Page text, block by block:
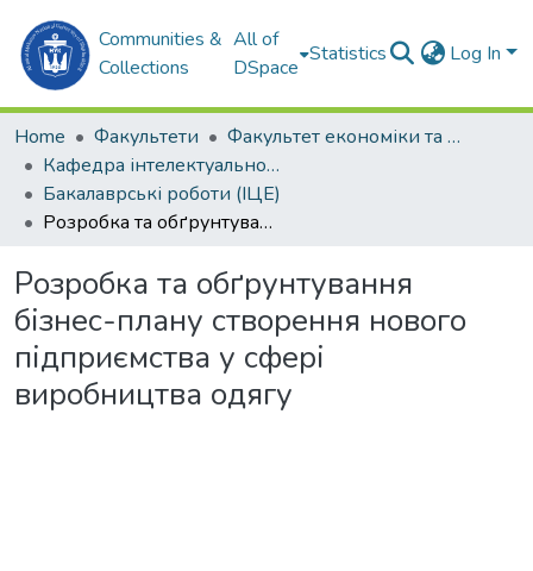
Communities &
Collections
All of
DSpace
Statistics Log In
Home Факультети
Факультет економіки та екології моря (ФЕЕМ)
Кафедра інтелектуальної цифрової економіки (ІЦЕ)
Бакалаврські роботи (ІЦЕ)
Розробка та обґрунтування бізнес-плану створення нового підприємства у сфері виробництва одягу
Розробка та обґрунтування
бізнес-плану створення нового
підприємства у сфері
виробництва одягу